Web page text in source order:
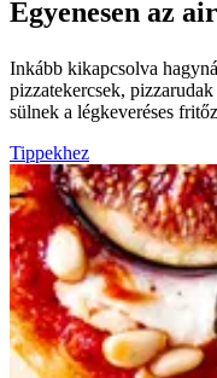
Egyenesen az
Inkább kikapcsolva
pizzatekercsek,
sülnek a légkeveréses
Tippekhez